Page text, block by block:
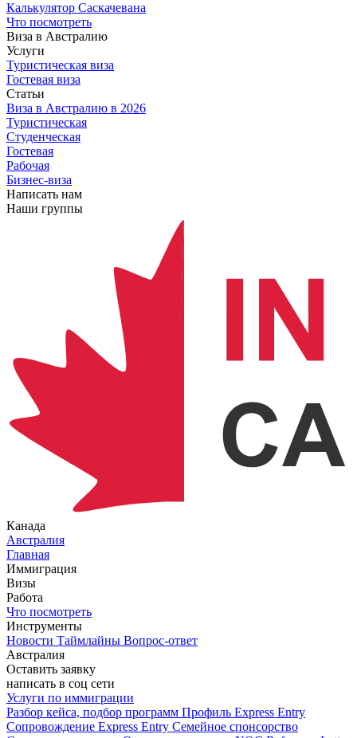
Калькулятор Саскачевана
Что посмотреть
Виза в Австралию
Услуги
Туристическая виза
Гостевая виза
Статьи
Виза в Австралию в 2026
Туристическая
Студенческая
Гостевая
Рабочая
Бизнес-виза
Написать нам
Наши группы
Канада
Австралия
Главная
Иммиграция
Визы
Работа
Что посмотреть
Инструменты
Новости Таймлайны Вопрос-ответ
Австралия
Оставить заявку
написать в соц сети
Услуги по иммиграции
Разбор кейса, подбор программ Профиль Express Entry
Сопровождение Express Entry Семейное спонсорство